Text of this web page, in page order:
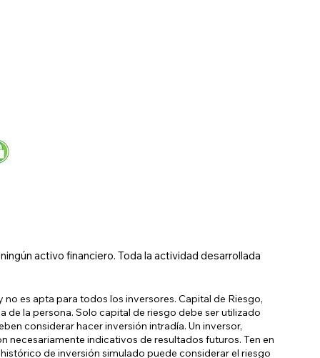
activo financiero. Toda la actividad desarrollada
es apta para todos los inversores. Capital de Riesgo,
de la persona. Solo capital de riesgo debe ser utilizado
considerar hacer inversión intradía. Un inversor,
necesariamente indicativos de resultados futuros. Ten en
de inversión simulado puede considerar el riesgo